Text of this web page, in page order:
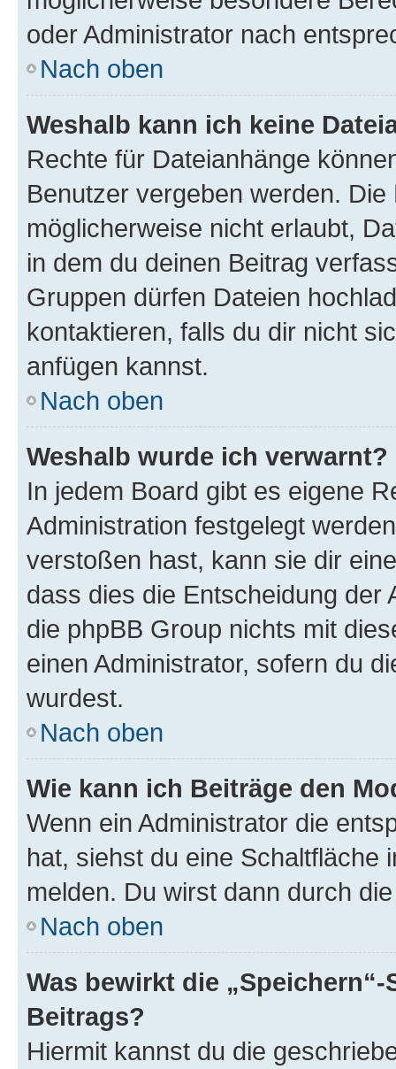
oder Administrator nach
Nach oben
Weshalb kann ich keine
Rechte für Dateianhänge
Benutzer vergeben werden.
möglicherweise nicht erlaubt,
in dem du deinen Beitrag
Gruppen dürfen Dateien
kontaktieren, falls du dir nicht
anfügen kannst.
Nach oben
Weshalb wurde ich verwarnt?
In jedem Board gibt es eigene
Administration festgelegt
verstoßen hast, kann sie dir
dass dies die Entscheidung der
die phpBB Group nichts mit
einen Administrator, sofern du
wurdest.
Nach oben
Wie kann ich Beiträge den
Wenn ein Administrator die
hat, siehst du eine Schaltfläche
melden. Du wirst dann durch
Nach oben
Was bewirkt die
Beitrags?
Hiermit kannst du die